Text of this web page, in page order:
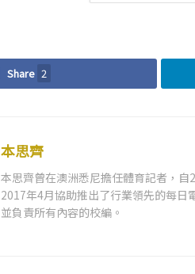
Share 2
本思齊
本思齊曾在澳洲悉尼擔任體育記者，
2017年4月協助推出了行業領先的每日
並負責所有內容的校編。